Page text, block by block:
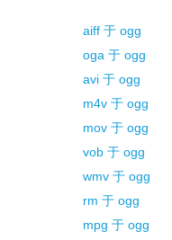
aiff 于 ogg
oga 于 ogg
avi 于 ogg
m4v 于 ogg
mov 于 ogg
vob 于 ogg
wmv 于 ogg
rm 于 ogg
mpg 于 ogg